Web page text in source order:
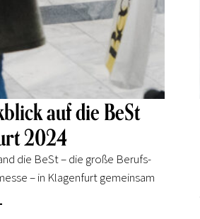
auf die BeSt
2024
die BeSt – die große Berufs-
– in Klagenfurt gemeinsam